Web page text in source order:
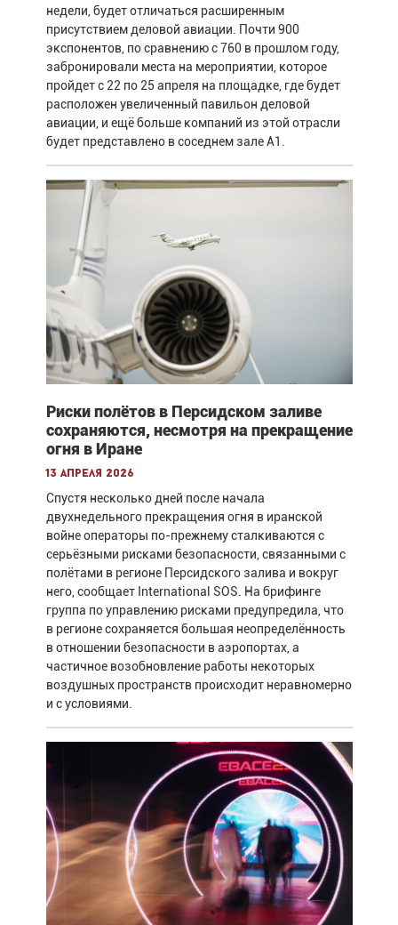
недели, будет отличаться расширенным
присутствием деловой авиации. Почти 900
экспонентов, по сравнению с 760 в прошлом году,
забронировали места на мероприятии, которое
пройдет с 22 по 25 апреля на площадке, где будет
расположен увеличенный павильон деловой
авиации, и ещё больше компаний из этой отрасли
будет представлено в соседнем зале A1.
Риски полётов в Персидском заливе
сохраняются, несмотря на прекращение
огня в Иране
13 апреля 2026
Спустя несколько дней после начала
двухнедельного прекращения огня в иранской
войне операторы по-прежнему сталкиваются с
серьёзными рисками безопасности, связанными с
полётами в регионе Персидского залива и вокруг
него, сообщает International SOS. На брифинге
группа по управлению рисками предупредила, что
в регионе сохраняется большая неопределённость
в отношении безопасности в аэропортах, а
частичное возобновление работы некоторых
воздушных пространств происходит неравномерно
и с условиями.